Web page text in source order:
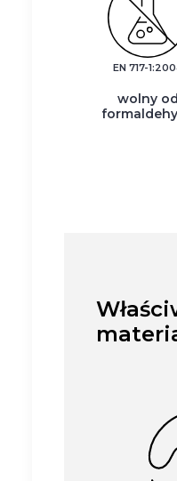
EN 717-
wolny od